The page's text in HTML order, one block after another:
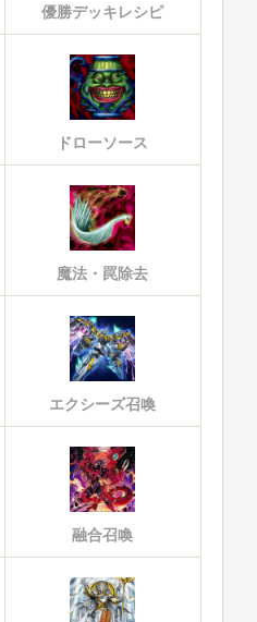
優勝デッキレシピ
ドローソース
魔法・罠除去
エクシーズ召喚
融合召喚